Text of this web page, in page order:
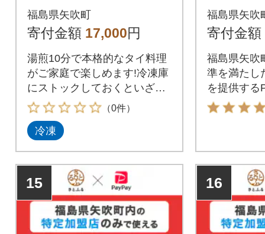
食入り
福島県矢吹町
寄付金額 17,000円
湯煎10分で本格的なタイ料理
がご家庭で楽しめます!冷凍庫
にストックしておくといざと
いう時に安心!
（0件）
冷凍
域内の
みで利
福島県矢吹
寄付金額
福島県矢吹
準を満たし
を提供する
お支払いに
す。福島県
15 16